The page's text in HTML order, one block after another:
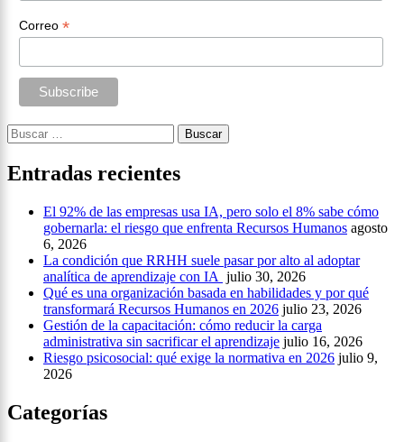
Correo *
Buscar:
Entradas recientes
El 92% de las empresas usa IA, pero solo el 8% sabe cómo
gobernarla: el riesgo que enfrenta Recursos Humanos agosto
6, 2026
La condición que RRHH suele pasar por alto al adoptar
analítica de aprendizaje con IA julio 30, 2026
Qué es una organización basada en habilidades y por qué
transformará Recursos Humanos en 2026 julio 23, 2026
Gestión de la capacitación: cómo reducir la carga
administrativa sin sacrificar el aprendizaje julio 16, 2026
Riesgo psicosocial: qué exige la normativa en 2026 julio 9,
2026
Categorías